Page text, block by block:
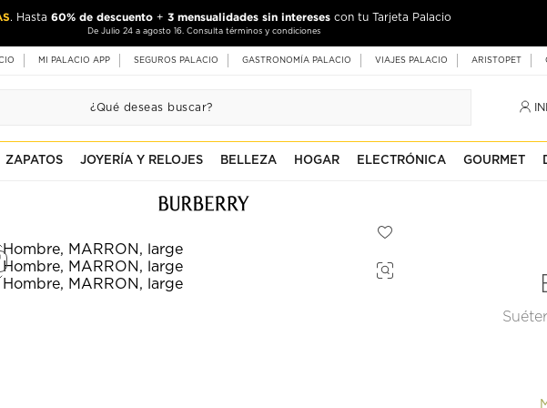
. Hasta 60% de descuento + 3 mensualidades sin intereses con tu Tarjeta Palacio
De Julio 24 a agosto 16. Consulta términos y condiciones
MI PALACIO APP SEGUROS PALACIO GASTRONOMÍA PALACIO VIAJES PALACIO ARISTOPET
ZAPATOS JOYERÍA Y RELOJES BELLEZA HOGAR ELECTRÓNICA GOURMET